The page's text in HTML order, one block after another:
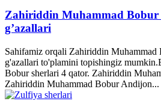
Zahiriddin Muhammad
g’azallari
Sahifamiz orqali Zahiriddin Muhammad
g'azallari to'plamini topishingiz
Bobur sherlari 4 qator. Zahiriddin
Zahiriddin Muhammad Bobur Andijon...